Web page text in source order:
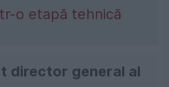
o etapă tehnică
director general al